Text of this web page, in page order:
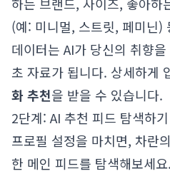
(예: 미니멀, 스트릿, 페미닌)
데이터는 AI가 당신의 취향
초 자료가 됩니다. 상세하게
화 추천을 받을 수 있습니다.
2단계: AI 추천 피드 탐색하기
프로필 설정을 마치면, 차란
한 메인 피드를 탐색해보세